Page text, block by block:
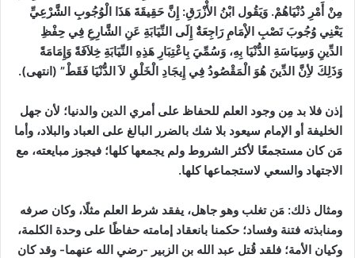
مِنْ أَمْرِ دُنْيَاهُمْ. وَيَقُول ابْنُ الأْزْرَقِ: إِنَّ حَقِيقَةَ هَذَا الْوُجُوبِ الشَّرْعِيِّ
يَعْنِي وُجُوبَ نَصْبِ الإْمَامِ رَاجِعَةٌ إِلَى النِّيَابَةِ عَنِ الشَّارِعِ فِي حِفْظِ
الدِّينِ وَسِيَاسَةِ الدُّنْيَا بِهِ، وَسُمِّيَ بِاعْتِبَارِ هَذِهِ النِّيَابَةِ خِلاَفَةً وَإِمَامَةً
وَذَلِكَ لأِنَّ الدِّينَ هُوَ الْمَقْصُودُ فِي إِيجَادِ الْخَلْقِ لاَ الدُّنْيَا فَقَطْ” (انتهى).
إذن فلا بد مِن وجود العلم للحفاظ على أمري الدين والدنيا؛ لأن جهل
الخليفة أو الإمام سيعود بلا شك بالضرر البالغ على العباد والبلاد، وأما
مَن كان مستجمعًا لأكثر الشروط ولم يجمعها كلها؛ فيجوز مبايعته، مع
الاجتهاد والسعي لاستجماعها كلها.
ومثال ذلك: مَن تغلب وهو جاهل، يفقد شرط العلم مثلًا، وكان صرفه
ومنابذته فتنة وفساد؛ حكمنا بانعقاد إمامته حفاظًا على وحدة الكلمة،
وكيان الأمة؛ فلقد قُتل عبد الله بن الزبير -رضي الله عنهما- وقد كان